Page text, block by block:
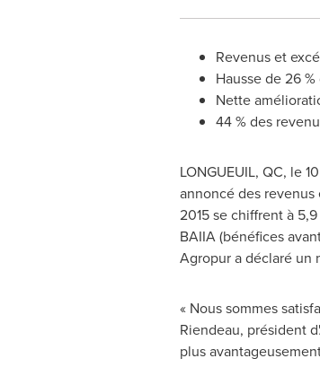
Revenus et
Hausse de 26
Nette
44 % des
LONGUEUIL, QC, le
annoncé des revenus
2015 se chiffrent à
BAIIA (bénéfices
Agropur a déclaré un
« Nous sommes
Riendeau, président
plus